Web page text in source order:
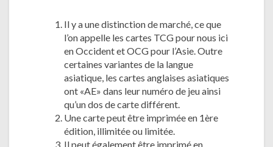
Il y a une distinction de marché, ce que
l’on appelle les cartes TCG pour nous ici
en Occident et OCG pour l’Asie. Outre
certaines variantes de la langue
asiatique, les cartes anglaises asiatiques
ont «AE» dans leur numéro de jeu ainsi
qu’un dos de carte différent.
Une carte peut être imprimée en 1ère
édition, illimitée ou limitée.
Il peut également être imprimé en